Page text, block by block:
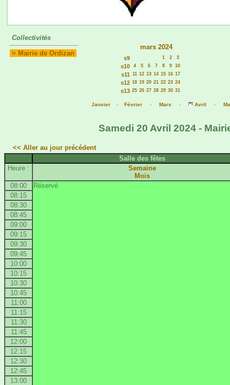
Collectivités
> Mairie de Ordizan
mars 2024
s9 1 2 3
s10 4 5 6 7 8 9 10
s11 11 12 13 14 15 16 17
s12 18 19 20 21 22 23 24
s13 25 26 27 28 29 30 31
Janvier - Février - Mars - Avril -
Samedi 20 Avril 2024 -
<< Aller au jour précédent
Salle des fêtes
Heure :
Semaine
Mois
08:00
Réservé
08:15
08:30
08:45
09:00
09:15
09:30
09:45
10:00
10:15
10:30
10:45
11:00
11:15
11:30
11:45
12:00
12:15
12:30
12:45
13:00